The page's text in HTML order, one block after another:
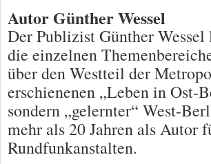
Autor Günther Wessel
Der Publizist Günther
die einzelnen
über den Westteil der
erschienenen „Leben in Ost-
sondern „gelernter“ West-
mehr als 20 Jahren als Autor
Rundfunkanstalten.